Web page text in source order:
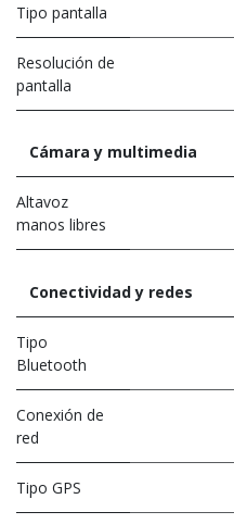
Tipo pantalla
Resolución de
pantalla
Cámara y multimedia
Altavoz
manos libres
Conectividad y redes
Tipo
Bluetooth
Conexión de
red
Tipo GPS